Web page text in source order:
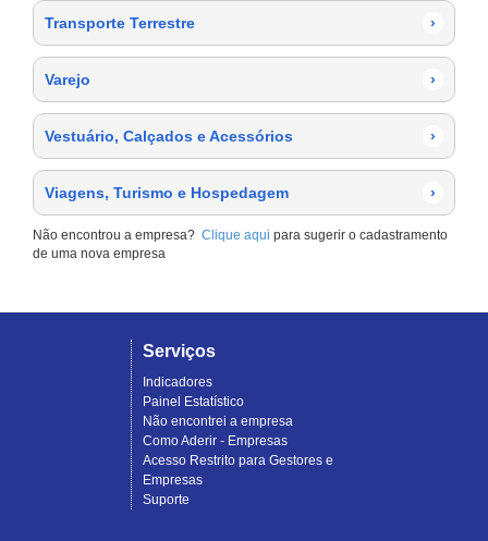
Transporte Terrestre ›
Varejo ›
Vestuário, Calçados e Acessórios ›
Viagens, Turismo e Hospedagem ›
Não encontrou a empresa? Clique aqui para sugerir o cadastramento
de uma nova empresa
Serviços
Indicadores
Painel Estatístico
Não encontrei a empresa
Como Aderir - Empresas
Acesso Restrito para Gestores e
Empresas
Suporte